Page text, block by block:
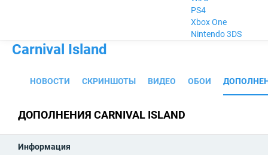
PS4
Xbox One
Nintendo 3DS
Carnival Island
НОВОСТИ СКРИНШОТЫ ВИДЕО ОБОИ
ДОПОЛНЕНИЯ CARNIVAL ISLAND
Информация